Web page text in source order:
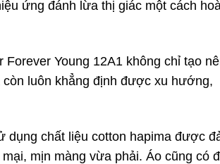
ứng đánh lừa thị giác một cách
Forever Young 12A1 không chỉ tạo
luôn khẳng định được xu hướng,
dụng chất liệu cotton hapima được
mịn màng vừa phải. Áo cũng có